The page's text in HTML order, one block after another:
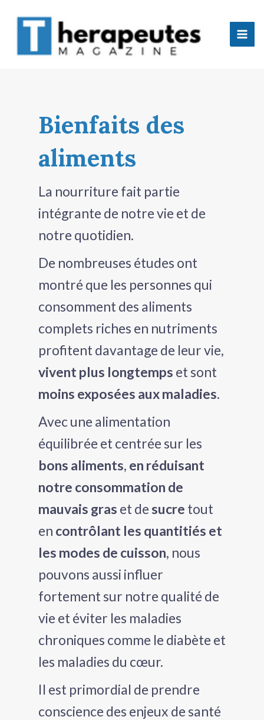
Bienfaits des
aliments
La nourriture fait partie
intégrante de notre vie et de
notre quotidien.
De nombreuses études ont
montré que les personnes qui
consomment des aliments
complets riches en nutriments
profitent davantage de leur vie,
vivent plus longtemps et sont
moins exposées aux maladies.
Avec une alimentation
équilibrée et centrée sur les
bons aliments, en réduisant
notre consommation de
mauvais gras et desucre tout
en contrôlant les quantitiés et
les modes de cuisson, nous
pouvons aussi influer
fortement sur notre qualité de
vie et éviter les maladies
chroniques comme le diabète et
les maladies du cœur.
Il est primordial de prendre
conscience des enjeux de santé